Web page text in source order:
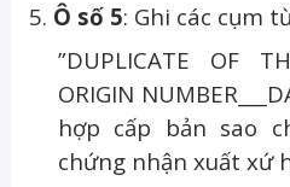
5. Ô số 5: Ghi các cụm
”DUPLICATE OF
ORIGIN
hợp cấp bản sao
chứng nhận xuất xứ